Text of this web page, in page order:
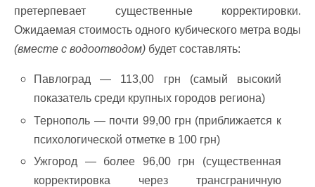
претерпевает существенные корректировки.
Ожидаемая стоимость одного кубического метра воды
(вместе с водоотводом) будет составлять:
Павлоград — 113,00 грн (самый высокий
показатель среди крупных городов региона)
Тернополь — почти 99,00 грн (приближается к
психологической отметке в 100 грн)
Ужгород — более 96,00 грн (существенная
корректировка через трансграничную